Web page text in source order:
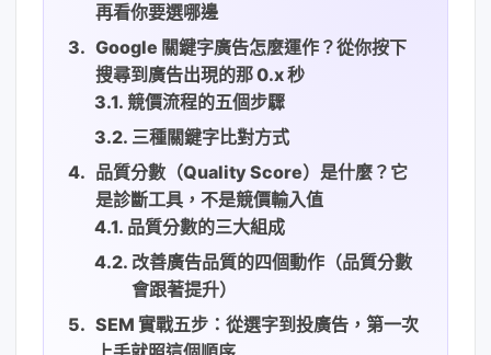
再看你要選哪邊
Google 關鍵字廣告怎麼運作？從你按下
搜尋到廣告出現的那 0.x 秒
競價流程的五個步驟
三種關鍵字比對方式
品質分數（Quality Score）是什麼？它
是診斷工具，不是競價輸入值
品質分數的三大組成
改善廣告品質的四個動作（品質分數
會跟著提升）
SEM 實戰五步：從選字到投廣告，第一次